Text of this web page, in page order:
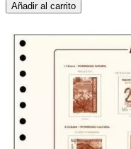
Añadir al carrito